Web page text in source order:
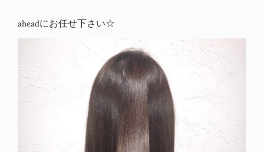
aheadにお任せ下さい☆